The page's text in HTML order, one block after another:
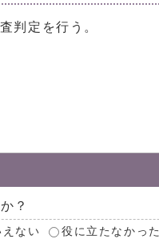
判定を行う。
？
えない 役に立たなかった